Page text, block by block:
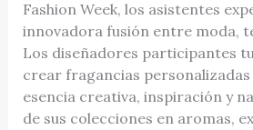
Fashion Week, los asistentes
innovadora fusión entre moda,
Los diseñadores participantes
crear fragancias
esencia creativa, inspiración y
de sus colecciones en aromas,